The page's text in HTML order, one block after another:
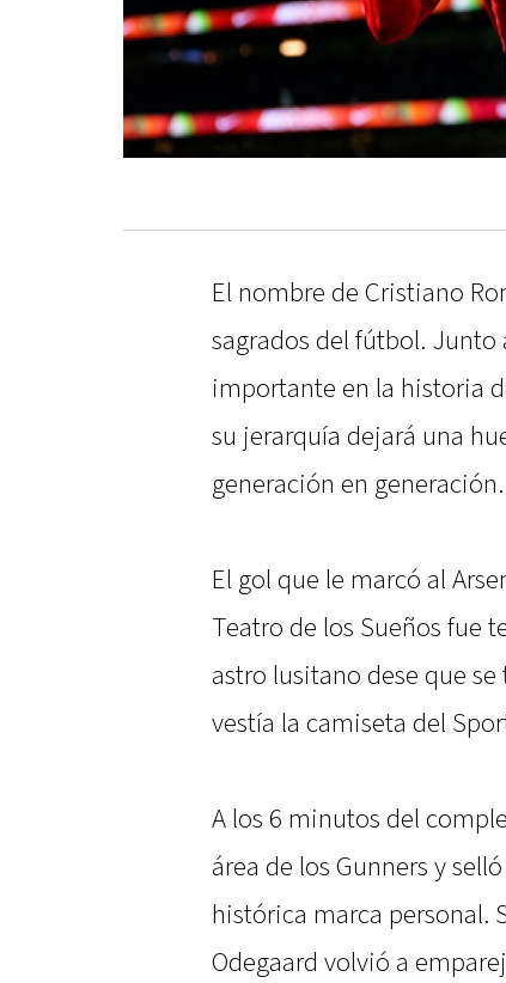
El nombre de Cristiano
sagrados del fútbol. Junto
importante en la historia
su jerarquía dejará una
generación en generación.
El gol que le marcó al
Teatro de los Sueños fue
astro lusitano dese que
vestía la camiseta del
A los 6 minutos del
área de los Gunners y
histórica marca personal.
Odegaard volvió a